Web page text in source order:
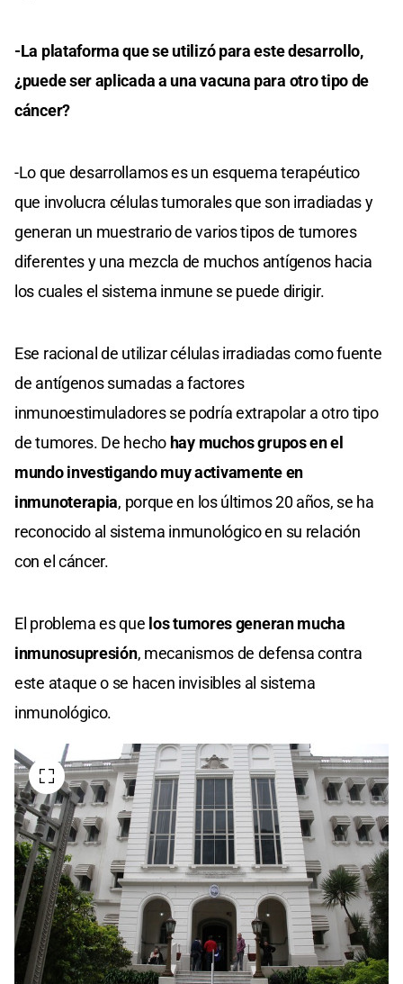
-La plataforma que se utilizó para este desarrollo,
¿puede ser aplicada a una vacuna para otro tipo de
cáncer?
-Lo que desarrollamos es un esquema terapéutico
que involucra células tumorales que son irradiadas y
generan un muestrario de varios tipos de tumores
diferentes y una mezcla de muchos antígenos hacia
los cuales el sistema inmune se puede dirigir.
Ese racional de utilizar células irradiadas como fuente
de antígenos sumadas a factores
inmunoestimuladores se podría extrapolar a otro tipo
de tumores. De hecho hay muchos grupos en el
mundo investigando muy activamente en
inmunoterapia, porque en los últimos 20 años, se ha
reconocido al sistema inmunológico en su relación
con el cáncer.
El problema es que los tumores generan mucha
inmunosupresión, mecanismos de defensa contra
este ataque o se hacen invisibles al sistema
inmunológico.